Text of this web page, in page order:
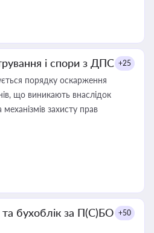
і спори з ДПС +25
порядку оскарження
що виникають внаслідок
захисту прав
та бухоблік за П(С)БО +50